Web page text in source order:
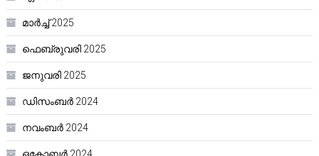
മാർച്ച്‌ 2025
ഫെബ്രുവരി 2025
ജനുവരി 2025
ഡിസംബർ 2024
നവംബർ 2024